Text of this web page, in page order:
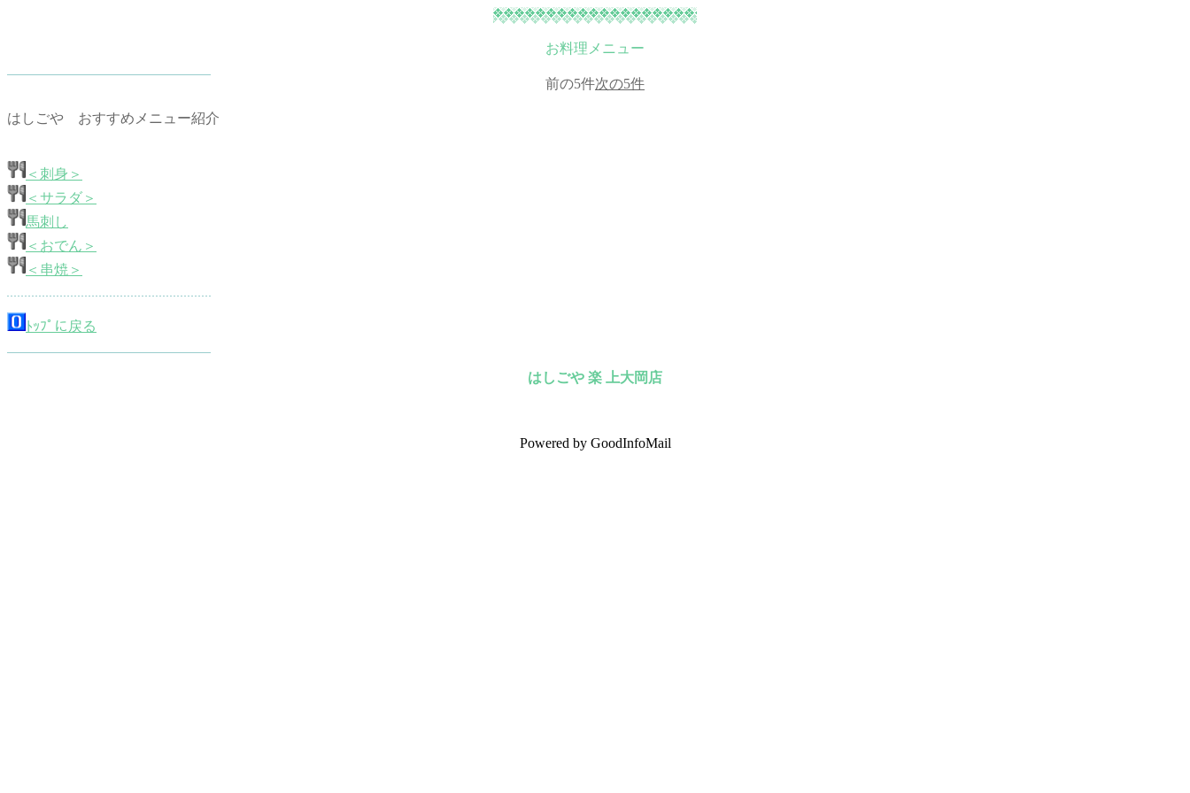
お料理メニュー
前の5件次の5件
はしごや おすすめメニュー紹介
＜刺身＞
＜サラダ＞
馬刺し
＜おでん＞
＜串焼＞
ﾄｯﾌﾟに戻る
はしごや 楽 上大岡店
Powered by GoodInfoMail